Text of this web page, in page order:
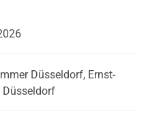
Düsseldorf, Ernst-
Düsseldorf